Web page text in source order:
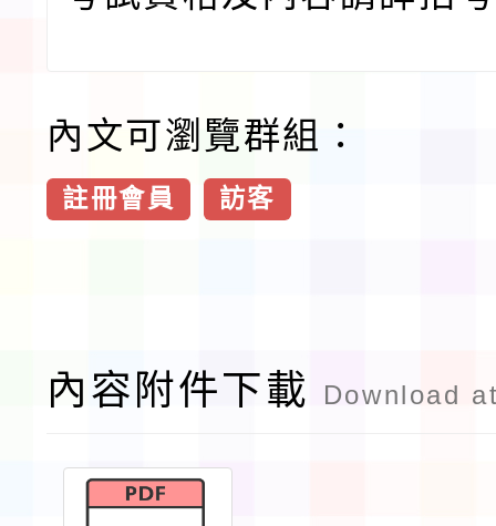
內文可瀏覽群組：
註冊會員 訪客
內容附件下載 Download